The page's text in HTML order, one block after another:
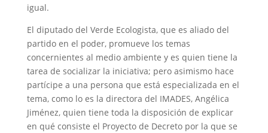
igual.
El diputado del Verde Ecologista, que es aliado del
partido en el poder, promueve los temas
concernientes al medio ambiente y es quien tiene la
tarea de socializar la iniciativa; pero asimismo hace
partícipe a una persona que está especializada en el
tema, como lo es la directora del IMADES, Angélica
Jiménez, quien tiene toda la disposición de explicar
en qué consiste el Proyecto de Decreto por la que se